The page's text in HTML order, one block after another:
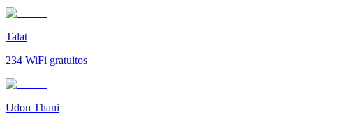
Talat
234 WiFi gratuitos
Udon Thani